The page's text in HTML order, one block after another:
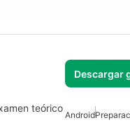
Descargar
teórico
Android